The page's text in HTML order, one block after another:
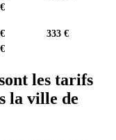
333 €
les tarifs
la ville de